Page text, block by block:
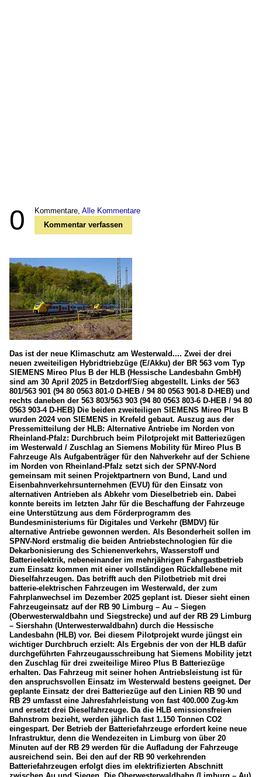
0 Kommentare, Alle Kommentare
Kommentar verfassen
Das ist der neue Klimaschutz am Westerwald.... Zwei der drei
neuen zweiteiligen Hybridtriebzüge (E/Akku) der BR 563 vom Typ
SIEMENS Mireo Plus B der HLB (Hessische Landesbahn GmbH)
sind am 30 April 2025 in Betzdorf/Sieg abgestellt. Links der 563
801/563 901 (94 80 0563 801-0 D-HEB / 94 80 0563 901-8 D-HEB) und
rechts daneben der 563 803/563 903 (94 80 0563 803-6 D-HEB / 94 80
0563 903-4 D-HEB) Die beiden zweiteiligen SIEMENS Mireo Plus B
wurden 2024 von SIEMENS in Krefeld gebaut. Auszug aus der
Pressemitteilung der HLB: Alternative Antriebe im Norden von
Rheinland-Pfalz: Durchbruch beim Pilotprojekt mit Batteriezügen
im Westerwald / Zuschlag an Siemens Mobility für Mireo Plus B
Fahrzeuge Als Aufgabenträger für den Nahverkehr auf der Schiene
im Norden von Rheinland-Pfalz setzt sich der SPNV-Nord
gemeinsam mit seinen Projektpartnern von Bund, Land und
Eisenbahnverkehrsunternehmen (EVU) für den Einsatz von
alternativen Antrieben als Abkehr vom Dieselbetrieb ein. Dabei
konnte bereits im letzten Jahr für die Beschaffung der Fahrzeuge
eine Unterstützung aus dem Förderprogramm des
Bundesministeriums für Digitales und Verkehr (BMDV) für
alternative Antriebe gewonnen werden. Als Besonderheit sollen im
SPNV-Nord erstmalig die beiden Antriebstechnologien für die
Dekarbonisierung des Schienenverkehrs, Wasserstoff und
Batterieelektrik, nebeneinander im mehrjährigen Fahrgastbetrieb
zum Einsatz kommen mit einer vollständigen Rückfallebene mit
Dieselfahrzeugen. Das betrifft auch den Pilotbetrieb mit drei
batterie-elektrischen Fahrzeugen im Westerwald, der zum
Fahrplanwechsel im Dezember 2025 geplant ist. Dieser sieht einen
Fahrzeugeinsatz auf der RB 90 Limburg – Au – Siegen
(Oberwesterwaldbahn und Siegstrecke) und auf der RB 29 Limburg
– Siershahn (Unterwesterwaldbahn) durch die Hessische
Landesbahn (HLB) vor. Bei diesem Pilotprojekt wurde jüngst ein
wichtiger Durchbruch erzielt: Als Ergebnis der von der HLB dafür
durchgeführten Fahrzeugausschreibung hat Siemens Mobility jetzt
den Zuschlag für drei zweiteilige Mireo Plus B Batteriezüge
erhalten. Das Fahrzeug mit seiner hohen Antriebsleistung ist für
den anspruchsvollen Einsatz im Westerwald bestens geeignet. Der
geplante Einsatz der drei Batteriezüge auf den Linien RB 90 und
RB 29 umfasst eine Jahresfahrleistung von fast 400.000 Zug-km
und ersetzt drei Dieselfahrzeuge. Da die HLB emissionsfreien
Bahnstrom bezieht, werden jährlich fast 1.150 Tonnen CO2
eingespart. Der Betrieb der Batteriefahrzeuge erfordert keine neue
Infrastruktur, denn die Wendezeiten in Limburg von über 20
Minuten auf der RB 29 werden für die Aufladung der Fahrzeuge
ausreichend sein. Bei den auf der RB 90 verkehrenden
Batteriefahrzeugen erfolgt dies im elektrifizierten Abschnitt